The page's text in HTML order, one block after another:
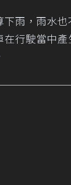
雨，雨水
行駛當中